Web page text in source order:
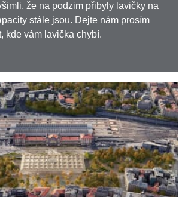
že na podzim přibyly lavičky na
stále jsou. Dejte nám prosím
kde vám lavička chybí.